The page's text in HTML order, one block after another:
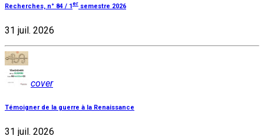
Recherches, n° 84 / 1er semestre 2026
31 juil. 2026
cover
Témoigner de la guerre à la Renaissance
31 juil. 2026